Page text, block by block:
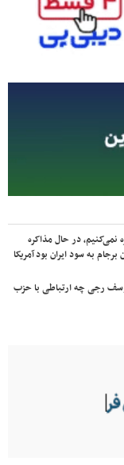
نمی‌کنیم، در حال مذاکره
به سود ایران بود آمریکا
رجی چه ارتباطی با حزب